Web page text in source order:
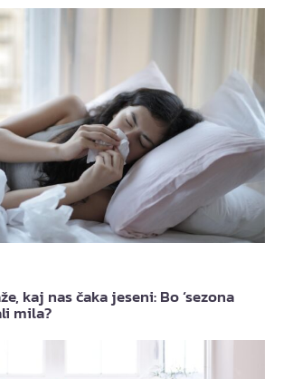
kaj nas čaka jeseni: Bo ‘sezona
mila?